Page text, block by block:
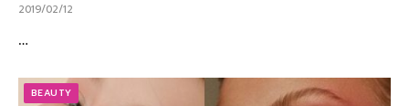
2019/02/12
…
BEAUTY